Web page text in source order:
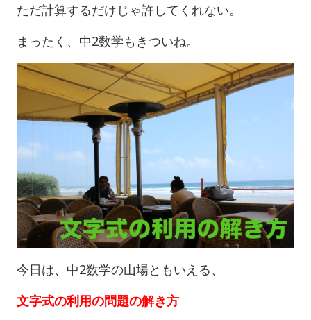
ただ計算するだけじゃ許してくれない。
まったく、中2数学もきついね。
今日は、中2数学の山場ともいえる、
文字式の利用の問題の解き方